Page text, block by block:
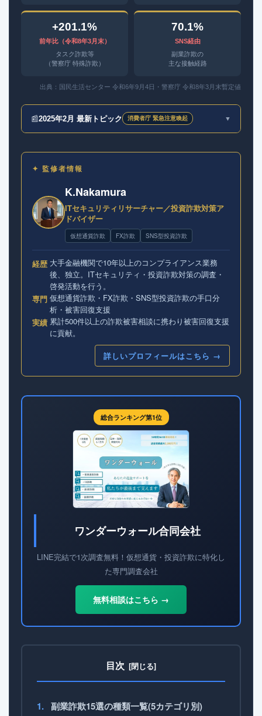
+201.1%
前年比（令和8年3月末）
タスク詐欺等
（警察庁 特殊詐欺）
70.1%
SNS経由
副業詐欺の
主な接触経路
出典：国民生活センター 令和6年9月4日・警察庁 令和8年3月末暫定値
📰2025年2月 最新トピック 消費者庁 緊急注意喚起 ▼
✦ 監修者情報
K.Nakamura
ITセキュリティリサーチャー／投資詐欺対策ア
ドバイザー
仮想通貨詐欺 FX詐欺 SNS型投資詐欺
経歴 大手金融機関で10年以上のコンプライアンス業務
後、独立。ITセキュリティ・投資詐欺対策の調査・
啓発活動を行う。
専門 仮想通貨詐欺・FX詐欺・SNS型投資詐欺の手口分
析・被害回復支援
実績 累計500件以上の詐欺被害相談に携わり被害回復支援
に貢献。
詳しいプロフィールはこちら →
総合ランキング第1位
ワンダーウォール合同会社
LINE完結で1次調査無料！仮想通貨・投資詐欺に特化し
た専門調査会社
無料相談はこちら →
目次
副業詐欺15選の種類一覧(5カテゴリ別)